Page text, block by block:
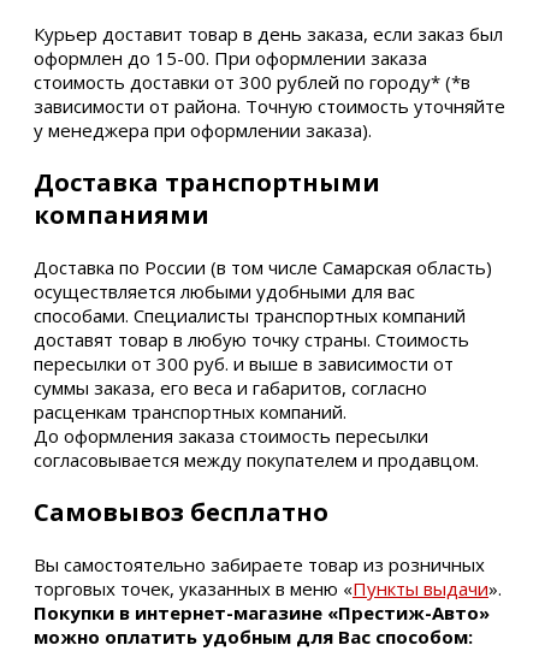
Курьер доставит товар в день заказа, если заказ был
оформлен до 15-00. При оформлении заказа
стоимость доставки от 300 рублей по городу* (*в
зависимости от района. Точную стоимость уточняйте
у менеджера при оформлении заказа).
Доставка транспортными
компаниями
Доставка по России (в том числе Самарская область)
осуществляется любыми удобными для вас
способами. Специалисты транспортных компаний
доставят товар в любую точку страны. Стоимость
пересылки от 300 руб. и выше в зависимости от
суммы заказа, его веса и габаритов, согласно
расценкам транспортных компаний.
До оформления заказа стоимость пересылки
согласовывается между покупателем и продавцом.
Самовывоз бесплатно
Вы самостоятельно забираете товар из розничных
торговых точек, указанных в меню «Пункты выдачи».
Покупки в интернет-магазине «Престиж-Авто»
можно оплатить удобным для Вас способом: